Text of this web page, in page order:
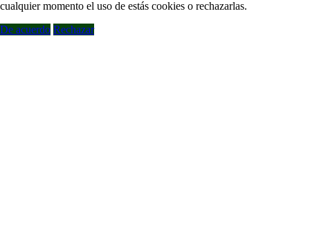
cualquier momento el uso de estás cookies o rechazarlas.
De acuerdo Rechazar